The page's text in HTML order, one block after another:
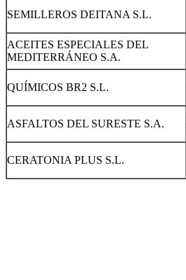
SEMILLEROS DEITANA S.L.
ACEITES ESPECIALES DEL
MEDITERRÁNEO S.A.
QUÍMICOS BR2 S.L.
ASFALTOS DEL SURESTE S.A.
CERATONIA PLUS S.L.